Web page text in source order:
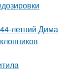
летний Дима